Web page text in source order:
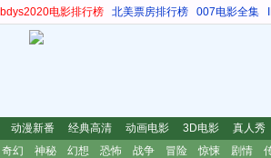
bdys2020电影排行榜 北美票房排行榜 007电影全集
动漫新番 经典高清 动画电影 3D电影 真人秀
奇幻 神秘 幻想 恐怖 战争 冒险 惊悚 剧情